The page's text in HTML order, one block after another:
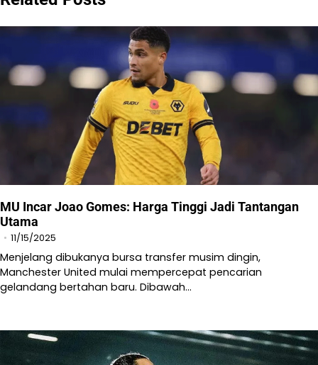
MU Incar Joao Gomes: Harga Tinggi Jadi Tantangan
Utama
11/15/2025
Menjelang dibukanya bursa transfer musim dingin,
Manchester United mulai mempercepat pencarian
gelandang bertahan baru. Dibawah…